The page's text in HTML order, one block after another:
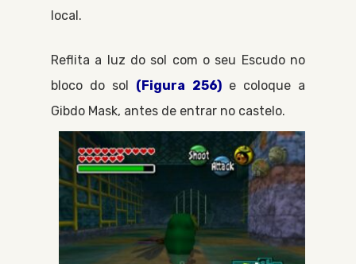
local.
Reflita a luz do sol com o seu Escudono
bloco do sol (Figura 256)e coloque a
Gibdo Mask, antes de entrar no castelo.